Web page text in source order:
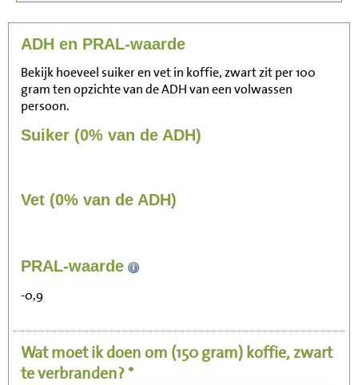
ADH en PRAL-waarde
Bekijk hoeveel suiker en vet in koffie, zwart zit per 100
gram ten opzichte van de ADH van een volwassen
persoon.
Suiker (0% van de ADH)
Vet (0% van de ADH)
PRAL-waarde
-0,9
Wat moet ik doen om (150 gram)koffie, zwart
te verbranden? *
Zitten, tv kijken
Wandelen (5 km/uur) 0